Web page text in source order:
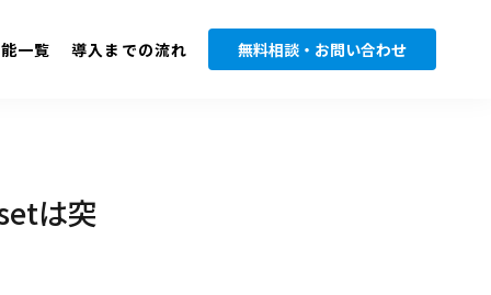
一覧 導入までの流れ 無料相談・お問い合わせ
は突